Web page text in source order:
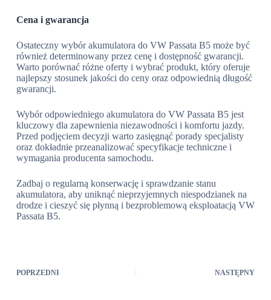
Cena i gwarancja
Ostateczny wybór akumulatora do VW Passata B5 może być
również determinowany przez cenę i dostępność gwarancji.
Warto porównać różne oferty i wybrać produkt, który oferuje
najlepszy stosunek jakości do ceny oraz odpowiednią długość
gwarancji.
Wybór odpowiedniego akumulatora do VW Passata B5 jest
kluczowy dla zapewnienia niezawodności i komfortu jazdy.
Przed podjęciem decyzji warto zasięgnąć porady specjalisty
oraz dokładnie przeanalizować specyfikacje techniczne i
wymagania producenta samochodu.
Zadbaj o regularną konserwację i sprawdzanie stanu
akumulatora, aby uniknąć nieprzyjemnych niespodzianek na
drodze i cieszyć się płynną i bezproblemową eksploatacją VW
Passata B5.
POPRZEDNI NASTĘPNY